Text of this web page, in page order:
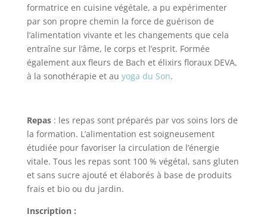
formatrice en cuisine végétale, a pu expérimenter
par son propre chemin la force de guérison de
l’alimentation vivante et les changements que cela
entraîne sur l’âme, le corps et l’esprit. Formée
également aux fleurs de Bach et élixirs floraux DEVA,
à la sonothérapie et au yoga du Son.
Repas: les repas sont préparés par vos soins lors de
la formation. L’alimentation est soigneusement
étudiée pour favoriser la circulation de l’énergie
vitale. Tous les repas sont 100 % végétal, sans gluten
et sans sucre ajouté et élaborés à base de produits
frais et bio ou du jardin.
Inscription :